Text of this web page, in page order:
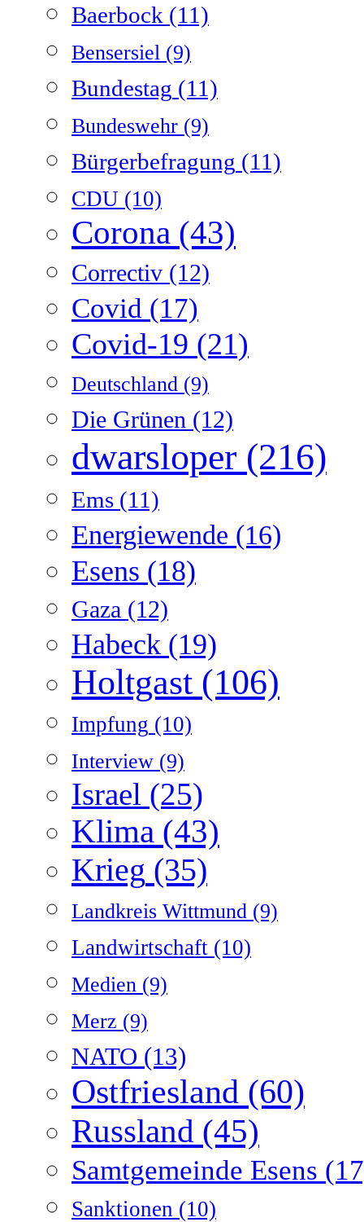
Baerbock (11)
Bensersiel (9)
Bundestag (11)
Bundeswehr (9)
Bürgerbefragung (11)
CDU (10)
Corona (43)
Correctiv (12)
Covid (17)
Covid-19 (21)
Deutschland (9)
Die Grünen (12)
dwarsloper (216)
Ems (11)
Energiewende (16)
Esens (18)
Gaza (12)
Habeck (19)
Holtgast (106)
Impfung (10)
Interview (9)
Israel (25)
Klima (43)
Krieg (35)
Landkreis Wittmund (9)
Landwirtschaft (10)
Medien (9)
Merz (9)
NATO (13)
Ostfriesland (60)
Russland (45)
Samtgemeinde Esens
Sanktionen (10)